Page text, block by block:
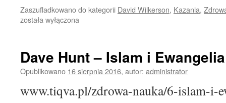
Zaszufladkowano do kategorii David Wilkerson, Kazania,
została wyłączona
Dave Hunt – Islam i Ewangelia
Opublikowano 16 sierpnia 2016, autor: administrator
www.tiqva.pl/zdrowa-nauka/6-islam-i-